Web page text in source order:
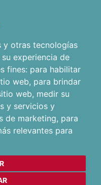
y otras tecnologías
experiencia de
fines: para habilitar
web, para brindar
web, medir su
y servicios y
de marketing, para
relevantes para